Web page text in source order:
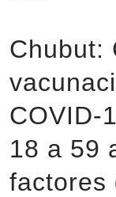
Chubut:
COVID-
18 a 59
factores